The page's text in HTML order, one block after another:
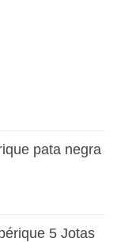
pata negra
5 Jotas